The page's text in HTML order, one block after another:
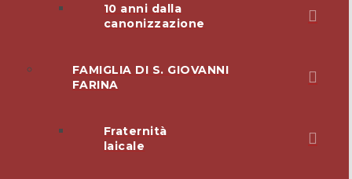
10 anni dalla
canonizzazione
FAMIGLIA DI S. GIOVANNI
FARINA
Fraternità
laicale